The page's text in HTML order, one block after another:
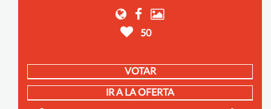
50
VOTAR
IR A LA OFERTA